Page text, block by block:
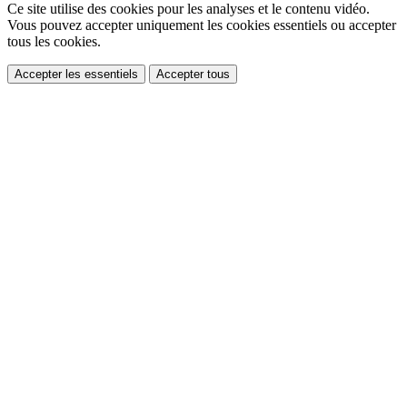
Ce site utilise des cookies pour les analyses et le contenu vidéo.
Vous pouvez accepter uniquement les cookies essentiels ou accepter
tous les cookies.
Accepter les essentiels Accepter tous